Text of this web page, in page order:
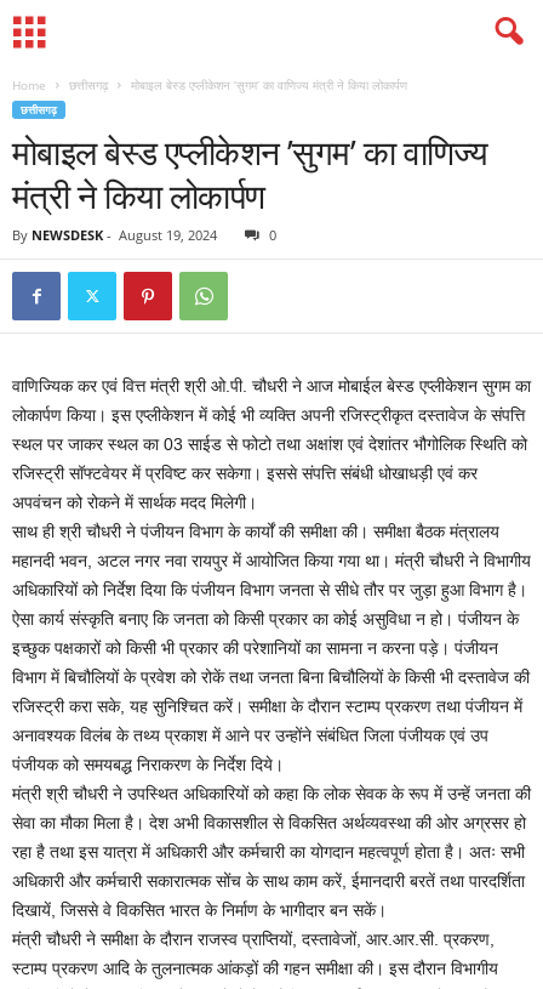
Home छत्तीसगढ़ मोबाइल बेस्ड एप्लीकेशन ’सुगम’ का वाणिज्य मंत्री ने किया लोकार्पण
छत्तीसगढ़
मोबाइल बेस्ड एप्लीकेशन ’सुगम’ का वाणिज्य
मंत्री ने किया लोकार्पण
By NEWSDESK - August 19, 2024 0
वाणिज्यिक कर एवं वित्त मंत्री श्री ओ.पी. चौधरी ने आज मोबाईल बेस्ड एप्लीकेशन सुगम का
लोकार्पण किया। इस एप्लीकेशन में कोई भी व्यक्ति अपनी रजिस्ट्रीकृत दस्तावेज के संपत्ति
स्थल पर जाकर स्थल का 03 साईड से फोटो तथा अक्षांश एवं देशांतर भौगोलिक स्थिति को
रजिस्ट्री सॉफ्टवेयर में प्रविष्ट कर सकेगा। इससे संपत्ति संबंधी धोखाधड़ी एवं कर
अपवंचन को रोकने में सार्थक मदद मिलेगी।
साथ ही श्री चौधरी ने पंजीयन विभाग के कार्यों की समीक्षा की। समीक्षा बैठक मंत्रालय
महानदी भवन, अटल नगर नवा रायपुर में आयोजित किया गया था। मंत्री चौधरी ने विभागीय
अधिकारियों को निर्देश दिया कि पंजीयन विभाग जनता से सीधे तौर पर जुड़ा हुआ विभाग है।
ऐसा कार्य संस्कृति बनाए कि जनता को किसी प्रकार का कोई असुविधा न हो। पंजीयन के
इच्छुक पक्षकारों को किसी भी प्रकार की परेशानियों का सामना न करना पड़े। पंजीयन
विभाग में बिचौलियों के प्रवेश को रोकें तथा जनता बिना बिचौलियों के किसी भी दस्तावेज की
रजिस्ट्री करा सके, यह सुनिश्चित करें। समीक्षा के दौरान स्टाम्प प्रकरण तथा पंजीयन में
अनावश्यक विलंब के तथ्य प्रकाश में आने पर उन्होंने संबंधित जिला पंजीयक एवं उप
पंजीयक को समयबद्ध निराकरण के निर्देश दिये।
मंत्री श्री चौधरी ने उपस्थित अधिकारियों को कहा कि लोक सेवक के रूप में उन्हें जनता की
सेवा का मौका मिला है। देश अभी विकासशील से विकसित अर्थव्यवस्था की ओर अग्रसर हो
रहा है तथा इस यात्रा में अधिकारी और कर्मचारी का योगदान महत्वपूर्ण होता है। अतः सभी
अधिकारी और कर्मचारी सकारात्मक सोंच के साथ काम करें, ईमानदारी बरतें तथा पारदर्शिता
दिखायें, जिससे वे विकसित भारत के निर्माण के भागीदार बन सकें।
मंत्री चौधरी ने समीक्षा के दौरान राजस्व प्राप्तियों, दस्तावेजों, आर.आर.सी. प्रकरण,
स्टाम्प प्रकरण आदि के तुलनात्मक आंकड़ों की गहन समीक्षा की। इस दौरान विभागीय